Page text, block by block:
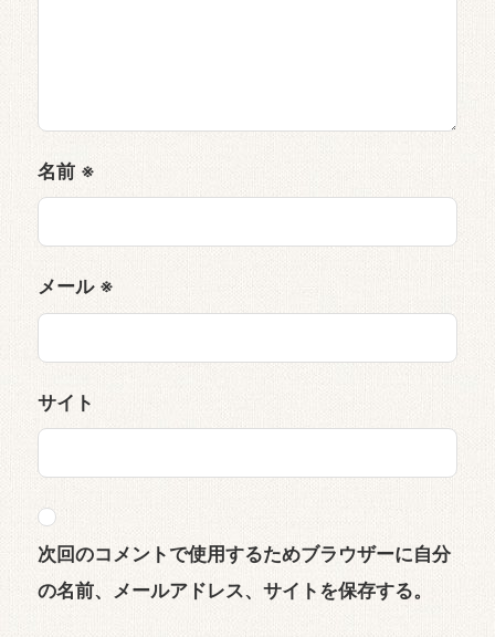
名前 ※
メール ※
サイト
次回のコメントで使用するためブラウザーに自分
の名前、メールアドレス、サイトを保存する。